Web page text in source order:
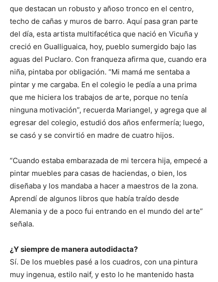
que destacan un robusto y añoso tronco en el centro,
techo de cañas y muros de barro. Aquí pasa gran parte
del día, esta artista multifacética que nació en Vicuña y
creció en Gualliguaica, hoy, pueblo sumergido bajo las
aguas del Puclaro. Con franqueza afirma que, cuando era
niña, pintaba por obligación. “Mi mamá me sentaba a
pintar y me cargaba. En el colegio le pedía a una prima
que me hiciera los trabajos de arte, porque no tenía
ninguna motivación”, recuerda Mariangel, y agrega que al
egresar del colegio, estudió dos años enfermería; luego,
se casó y se convirtió en madre de cuatro hijos.
“Cuando estaba embarazada de mi tercera hija, empecé a
pintar muebles para casas de haciendas, o bien, los
diseñaba y los mandaba a hacer a maestros de la zona.
Aprendí de algunos libros que había traído desde
Alemania y de a poco fui entrando en el mundo del arte”
señala.
¿Y siempre de manera autodidacta?
Sí. De los muebles pasé a los cuadros, con una pintura
muy ingenua, estilo naif, y esto lo he mantenido hasta